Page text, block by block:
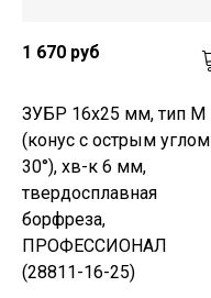
1 670 руб
ЗУБР 16х25 мм, тип M
(конус с острым углом
30°), хв-к 6 мм,
твердосплавная
борфреза,
ПРОФЕССИОНАЛ
(28811-16-25)